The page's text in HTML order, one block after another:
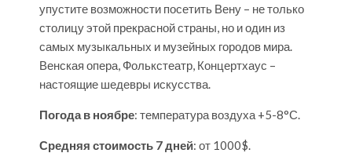
упустите возможности посетить Вену – не только
столицу этой прекрасной страны, но и один из
самых музыкальных и музейных городов мира.
Венская опера, Фолькстеатр, Концертхаус –
настоящие шедевры искусства.
Погода в ноябре: температура воздуха +5-8°С.
Средняя стоимость 7 дней: от 1000$.